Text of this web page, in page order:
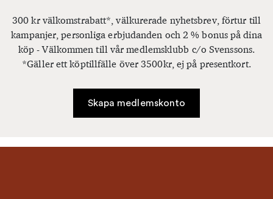
300 kr välkomstrabatt*, välkurerade nyhetsbrev, förtur till
kampanjer, personliga erbjudanden och 2 % bonus på dina
köp - Välkommen till vår medlemsklubb c/o Svenssons.
*Gäller ett köptillfälle över 3500kr, ej på presentkort.
Skapa medlemskonto